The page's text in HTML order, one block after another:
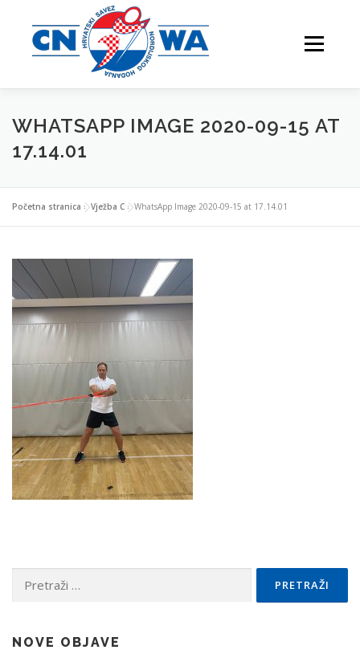
sadržaj
Izbornik
NATJECANJA FESTIVALI O NAMA
NORDIJSKO HODANJE
WHATSAPP IMAGE 2020-09-15 AT
17.14.01
Početna stranica »Vježba C »WhatsApp Image 2020-09-15 at 17.14.01
Pretraži:
NOVE OBJAVE